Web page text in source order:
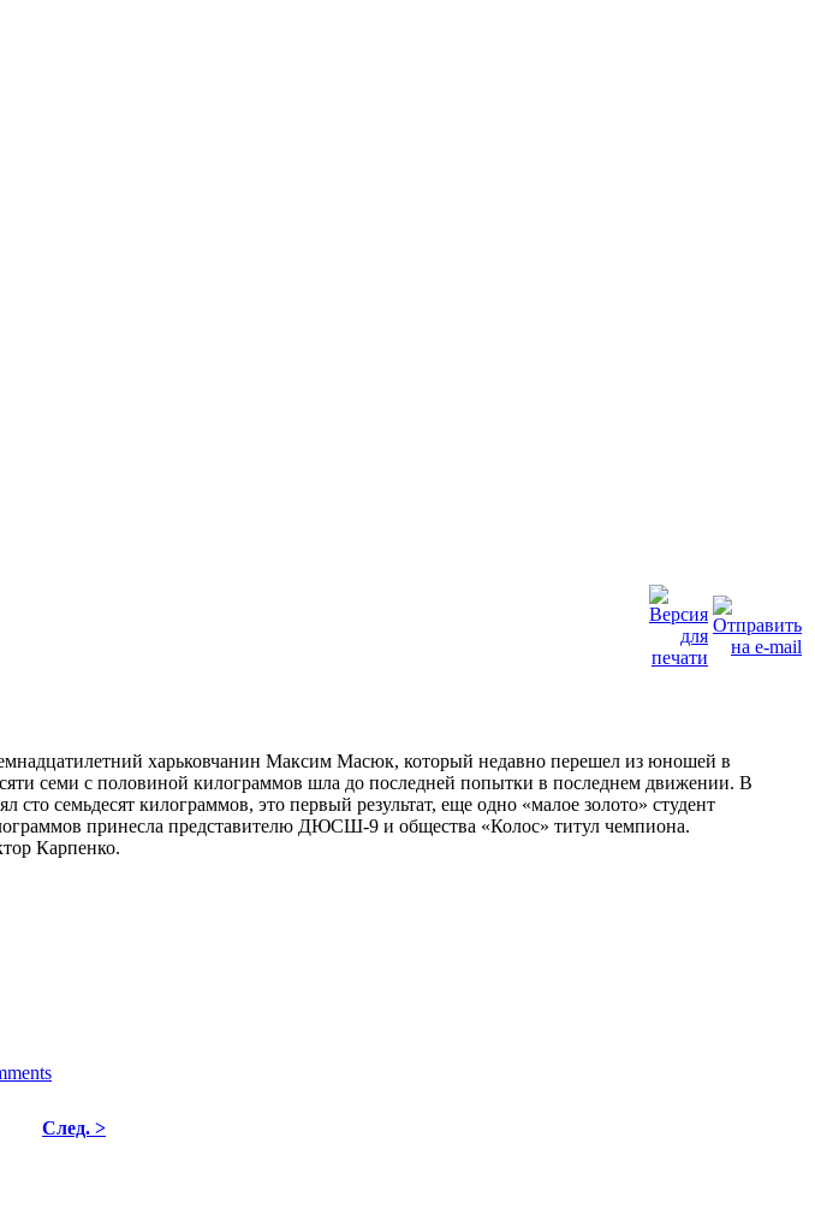
харьковчанин Максим Масюк, который недавно перешел из юношей в
семи с половиной килограммов шла до последней попытки в последнем движении. В
семьдесят килограммов, это первый результат, еще одно «малое золото» студент
принесла представителю ДЮСШ-9 и общества «Колос» титул чемпиона.
Карпенко.
След. >